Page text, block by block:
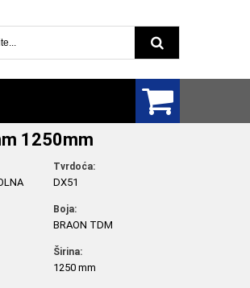
Pretraga
1250mm
Tvrdoća:
DX51
Boja:
BRAON TDM
Širina:
1250 mm